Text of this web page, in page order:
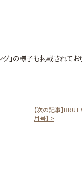
」の様子も掲載されてお
【次の記事】
月号】 >